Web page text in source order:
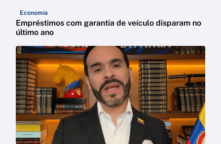
Economia
Empréstimos com garantia de veículo disparam no
último ano